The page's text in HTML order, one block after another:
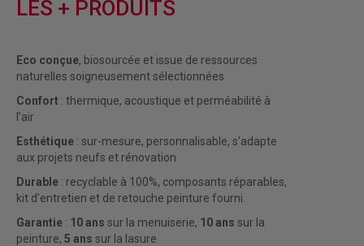
LES + PRODUITS
Eco conçue, biosourcée et issue de ressources
naturelles soigneusement sélectionnées
Confort : thermique, acoustique et perméabilité à
l’air
Esthétique : sur-mesure, personnalisable, s’adapte
aux projets neufs et rénovation
Durable : recyclable à 100%, composants réparables,
kit d’entretien et de retouche peinture fourni.
Garantie : 10 ans sur la menuiserie, 10 ans sur la
peinture, 5 ans sur la lasure